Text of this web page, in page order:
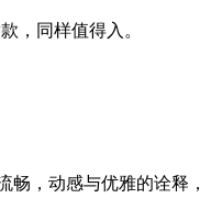
，同样值得入。
，动感与优雅的诠释